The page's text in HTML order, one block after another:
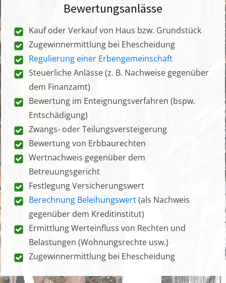
Bewertungsanlässe
Kauf oder Verkauf von Haus bzw. Grundstück
Zugewinnermittlung bei Ehescheidung
Regulierung einer Erbengemeinschaft
Steuerliche Anlässe (z. B. Nachweise gegenüber
dem Finanzamt)
Bewertung im Enteignungsverfahren (bspw.
Entschädigung)
Zwangs- oder Teilungsversteigerung
Bewertung von Erbbaurechten
Wertnachweis gegenüber dem
Betreuungsgericht
Festlegung Versicherungswert
Berechnung Beleihungswert(als Nachweis
gegenüber dem Kreditinstitut)
Ermittlung Werteinfluss von Rechten und
Belastungen (Wohnungsrechte usw.)
Zugewinnermittlung bei Ehescheidung